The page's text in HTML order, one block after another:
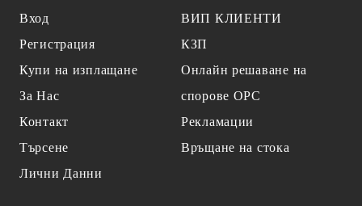
Вход
Регистрация
Купи на изплащане
За Нас
Контакт
Търсене
Лични Данни
ВИП КЛИЕНТИ
КЗП
Онлайн решаване на
спорове OPC
Рекламации
Връщане на стока